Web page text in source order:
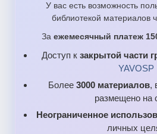
У вас есть возможность
библиотекой материалов
За ежемесячный платеж
Доступ к закрытой части
YAVOSP
Более 3000 материалов,
размещено на
Неограниченное
личных